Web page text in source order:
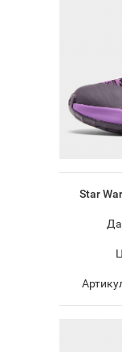
Star